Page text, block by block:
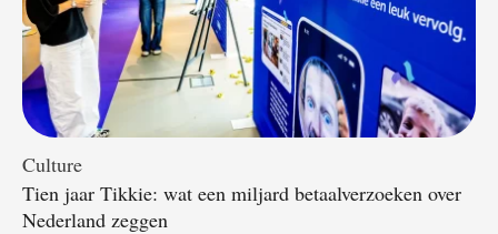
Culture
Tien jaar Tikkie: wat een miljard betaalverzoeken over
Nederland zeggen